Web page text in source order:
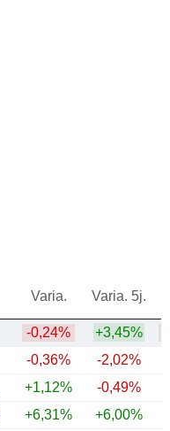
Varia. Varia. 5j.
-0,24% +3,45%
-0,36% -2,02%
+1,12% -0,49%
+6,31% +6,00%